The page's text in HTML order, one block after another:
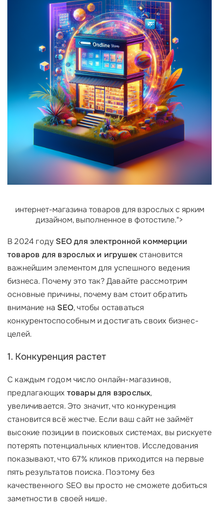
интернет-магазина товаров для взрослых с ярким
дизайном, выполненное в фотостиле.">
В 2024 году SEO для электронной коммерции
товаров для взрослых и игрушекстановится
важнейшим элементом для успешного ведения
бизнеса. Почему это так? Давайте рассмотрим
основные причины, почему вам стоит обратить
внимание на SEO, чтобы оставаться
конкурентоспособным и достигать своих бизнес-
целей.
1. Конкуренция растет
С каждым годом число онлайн-магазинов,
предлагающих товары для взрослых,
увеличивается. Это значит, что конкуренция
становится всё жестче. Если ваш сайт не займёт
высокие позиции в поисковых системах, вы рискуете
потерять потенциальных клиентов. Исследования
показывают, что 67% кликов приходится на первые
пять результатов поиска. Поэтому без
качественного SEO вы просто не сможете добиться
заметности в своей нише.